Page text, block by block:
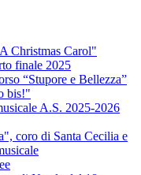
Christmas Carol"
finale 2025
“Stupore e Bellezza”
bis!"
A.S. 2025-2026
coro di Santa Cecilia e